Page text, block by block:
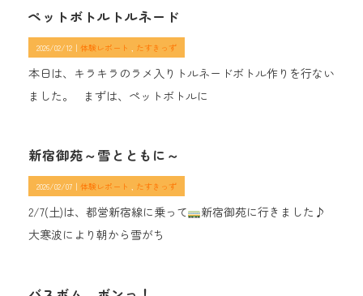
ペットボトルトルネード
2026/02/12｜ 体験レポート たすきっず
本日は、キラキラのラメ入りトルネードボトル作りを行ない
ました。 まずは、ペットボトルに
新宿御苑～雪とともに～
2026/02/07｜ 体験レポート たすきっず
2/7(土)は、都営新宿線に乗って
新宿御苑に行きました♪
大寒波により朝から雪がち